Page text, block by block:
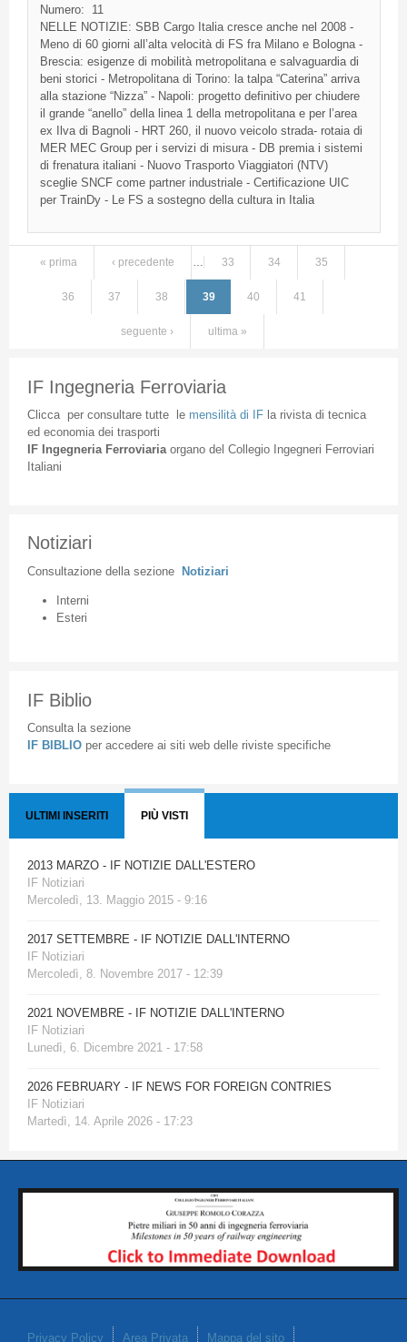
Numero:
11
NELLE NOTIZIE: SBB Cargo Italia cresce anche nel 2008 -
Meno di 60 giorni all’alta velocità di FS fra Milano e Bologna -
Brescia: esigenze di mobilità metropolitana e salvaguardia di
beni storici - Metropolitana di Torino: la talpa “Caterina” arriva
alla stazione “Nizza” - Napoli: progetto definitivo per chiudere
il grande “anello” della linea 1 della metropolitana e per l’area
ex Ilva di Bagnoli - HRT 260, il nuovo veicolo strada- rotaia di
MER MEC Group per i servizi di misura - DB premia i sistemi
di frenatura italiani - Nuovo Trasporto Viaggiatori (NTV)
sceglie SNCF come partner industriale - Certificazione UIC
per TrainDy - Le FS a sostegno della cultura in Italia
Pagine
« prima ‹ precedente … 33 34 35
36 37 38 39 40 41
seguente › ultima »
IF Ingegneria Ferroviaria
Cliccaper consultare tuttele mensilità di IFla rivista di tecnica
ed economia dei trasporti
IF Ingegneria Ferroviaria organodel Collegio Ingegneri Ferroviari
Italiani
Notiziari
Consultazione della sezione Notiziari
Interni
Esteri
IF Biblio
Consulta la sezione
IF BIBLIO per accedere ai siti web delle riviste specifiche
ULTIMI INSERITI PIÙ VISTI
2013 MARZO - IF NOTIZIE DALL'ESTERO
IF Notiziari
Mercoledì, 13. Maggio 2015 - 9:16
2017 SETTEMBRE - IF NOTIZIE DALL'INTERNO
IF Notiziari
Mercoledì, 8. Novembre 2017 - 12:39
2021 NOVEMBRE - IF NOTIZIE DALL'INTERNO
IF Notiziari
Lunedì, 6. Dicembre 2021 - 17:58
2026 FEBRUARY - IF NEWS FOR FOREIGN CONTRIES
IF Notiziari
Martedì, 14. Aprile 2026 - 17:23
Privacy Policy Area Privata Mappa del sito